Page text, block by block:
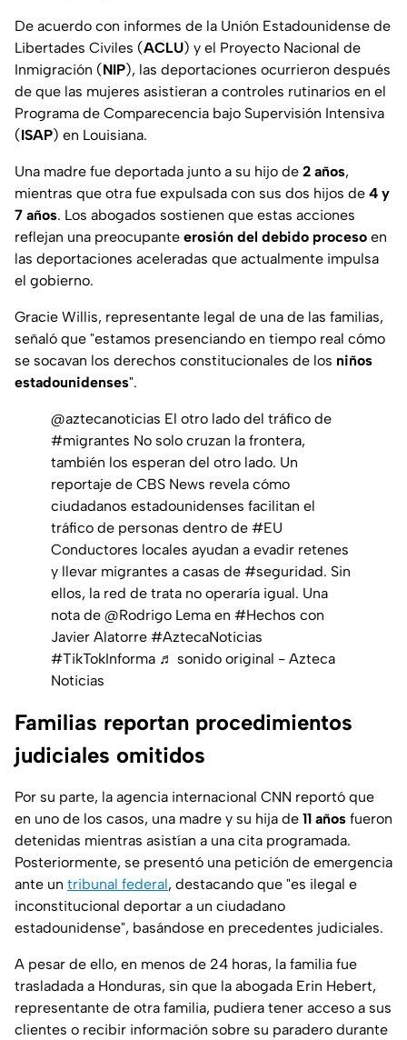
De acuerdo con informes de la Unión Estadounidense de
Libertades Civiles (ACLU) y el Proyecto Nacional de
Inmigración (NIP), las deportaciones ocurrieron después
de que las mujeres asistieran a controles rutinarios en el
Programa de Comparecencia bajo Supervisión Intensiva
(ISAP) en Louisiana.
Una madre fue deportada junto a su hijo de 2 años,
mientras que otra fue expulsada con sus dos hijos de 4 y
7 años. Los abogados sostienen que estas acciones
reflejan una preocupante erosión del debido proceso en
las deportaciones aceleradas que actualmente impulsa
el gobierno.
Gracie Willis, representante legal de una de las familias,
señaló que "estamos presenciando en tiempo real cómo
se socavan los derechos constitucionales de los niños
estadounidenses".
@aztecanoticias El otro lado del tráfico de
#migrantes No solo cruzan la frontera,
también los esperan del otro lado. Un
reportaje de CBS News revela cómo
ciudadanos estadounidenses facilitan el
tráfico de personas dentro de #EU
Conductores locales ayudan a evadir retenes
y llevar migrantes a casas de #seguridad. Sin
ellos, la red de trata no operaría igual. Una
nota de @Rodrigo Lema en #Hechos con
Javier Alatorre #AztecaNoticias
#TikTokInforma ♬ sonido original - Azteca
Noticias
Familias reportan procedimientos
judiciales omitidos
Por su parte, la agencia internacional CNN reportó que
en uno de los casos, una madre y su hija de 11 años fueron
detenidas mientras asistían a una cita programada.
Posteriormente, se presentó una petición de emergencia
ante un tribunal federal, destacando que "es ilegal e
inconstitucional deportar a un ciudadano
estadounidense", basándose en precedentes judiciales.
A pesar de ello, en menos de 24 horas, la familia fue
trasladada a Honduras, sin que la abogada Erin Hebert,
representante de otra familia, pudiera tener acceso a sus
clientes o recibir información sobre su paradero durante